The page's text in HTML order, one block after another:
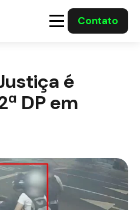
Contato
Soluções
o Governo
Solucionados
Mídia
é
DP em